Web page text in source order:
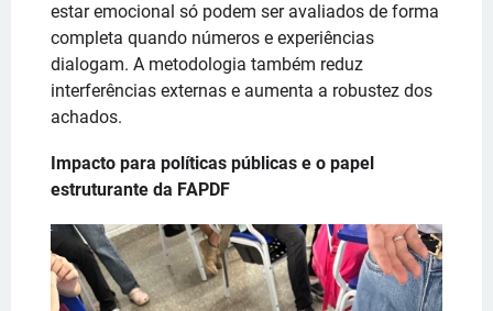
estar emocional só podem ser avaliados de forma
completa quando números e experiências
dialogam. A metodologia também reduz
interferências externas e aumenta a robustez dos
achados.
Impacto para políticas públicas e o papel
estruturante da FAPDF